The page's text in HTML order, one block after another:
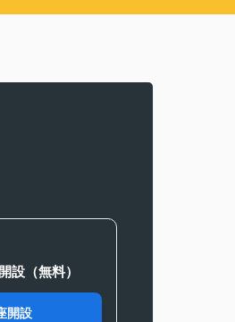
設（無料）
開設